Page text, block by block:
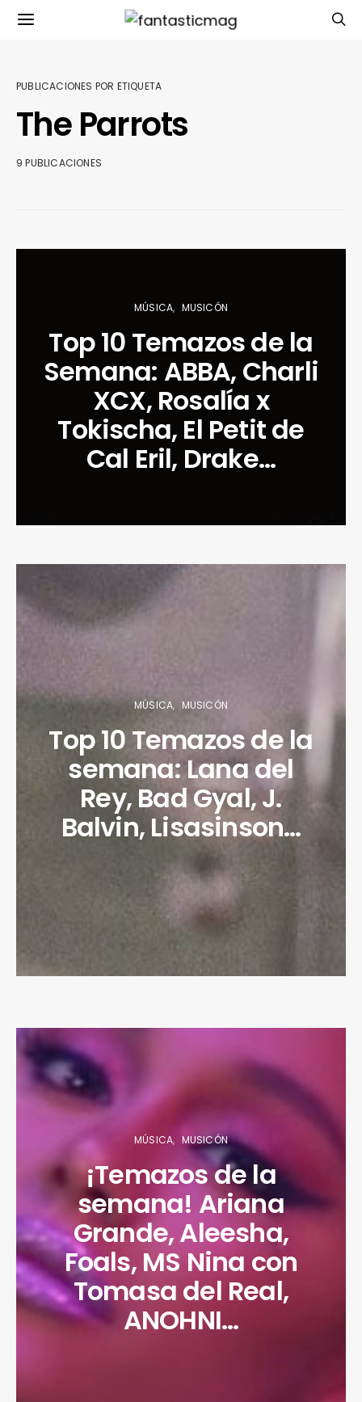
PUBLICACIONES POR ETIQUETA
The Parrots
9 PUBLICACIONES
MÚSICA MUSICÓN
Top 10 Temazos de la
Semana: ABBA, Charli
XCX, Rosalía x
Tokischa, El Petit de
Cal Eril, Drake…
MÚSICA MUSICÓN
Top 10 Temazos de la
semana: Lana del
Rey, Bad Gyal, J.
Balvin, Lisasinson…
MÚSICA MUSICÓN
¡Temazos de la
semana! Ariana
Grande, Aleesha,
Foals, MS Nina con
Tomasa del Real,
ANOHNI…